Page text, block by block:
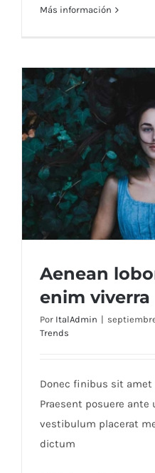
Más información
Aenean
enim viverra
Por ItalAdmin |
Trends
Donec finibus sit
Praesent posuere ante
vestibulum placerat
dictum